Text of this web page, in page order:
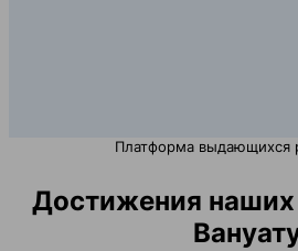
Платформа выдающихся
Достижения наших